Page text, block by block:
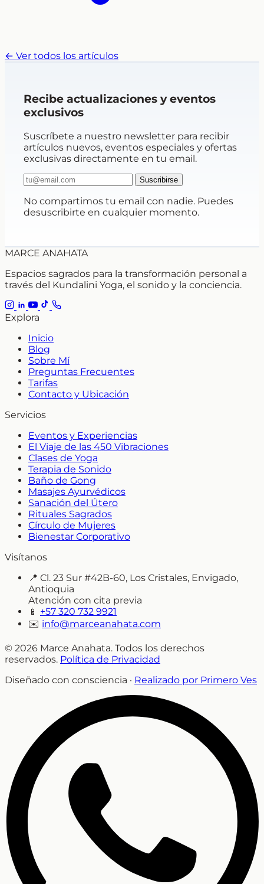
← Ver todos los artículos
Recibe actualizaciones y eventos
exclusivos
Suscríbete a nuestro newsletter para recibir
artículos nuevos, eventos especiales y ofertas
exclusivas directamente en tu email.
Suscribirse
No compartimos tu email con nadie. Puedes
desuscribirte en cualquier momento.
MARCE ANAHATA
Espacios sagrados para la transformación personal a
través del Kundalini Yoga, el sonido y la conciencia.
Explora
Inicio
Blog
Sobre Mí
Preguntas Frecuentes
Tarifas
Contacto y Ubicación
Servicios
Eventos y Experiencias
El Viaje de las 450 Vibraciones
Clases de Yoga
Terapia de Sonido
Baño de Gong
Masajes Ayurvédicos
Sanación del Útero
Rituales Sagrados
Círculo de Mujeres
Bienestar Corporativo
Visítanos
📍 Cl. 23 Sur #42B-60, Los Cristales, Envigado,
Antioquia
Atención con cita previa
📱 +57 320 732 9921
✉️ info@marceanahata.com
© 2026 Marce Anahata. Todos los derechos
reservados. Política de Privacidad
Diseñado con consciencia · Realizado por Primero Ves